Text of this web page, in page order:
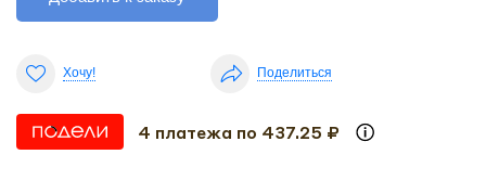
Хочу! Поделиться
4 платежа по 437.25 ₽